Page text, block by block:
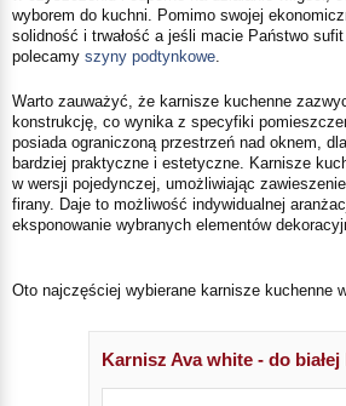
wyborem do kuchni. Pomimo swojej
solidność i trwałość a jeśli macie Państwo
polecamy szyny podtynkowe
Warto zauważyć, że karnisze kuchenne
konstrukcję, co wynika z specyfiki
posiada ograniczoną przestrzeń nad oknem,
bardziej praktyczne i estetyczne. Karnisze
w wersji pojedynczej, umożliwiając
firany. Daje to możliwość indywidualnej
eksponowanie wybranych elementów
Oto najczęściej wybierane karnisze kuchenne
Karnisz Ava white - do